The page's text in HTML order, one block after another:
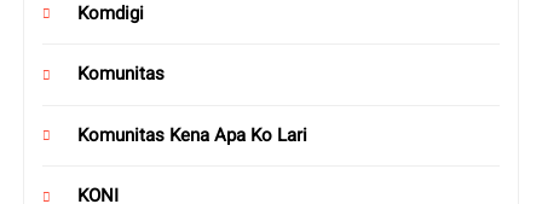
Komdigi
Komunitas
Komunitas Kena Apa Ko Lari
KONI